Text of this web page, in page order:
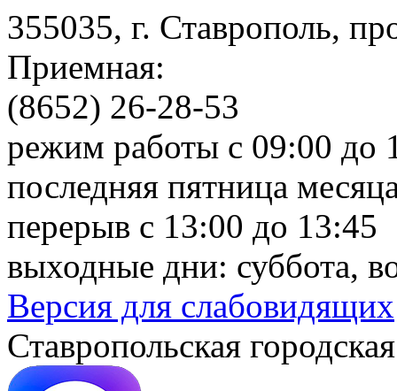
355035, г. Ставрополь,
Приемная:
(8652) 26-28-53
режим работы с 09:00 до
последняя пятница
перерыв с 13:00 до 13:45
выходные дни: суббота,
Версия для слабовидящих
Ставропольская